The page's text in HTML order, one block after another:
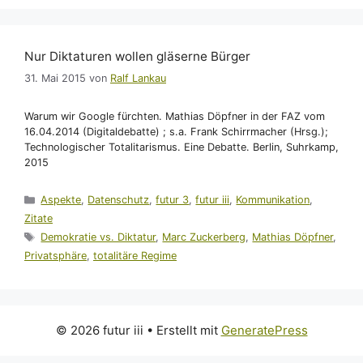
Nur Diktaturen wollen gläserne Bürger
31. Mai 2015 von Ralf Lankau
Warum wir Google fürchten. Mathias Döpfner in der FAZ vom
16.04.2014 (Digitaldebatte) ; s.a. Frank Schirrmacher (Hrsg.);
Technologischer Totalitarismus. Eine Debatte. Berlin, Suhrkamp,
2015
Kategorien
Aspekte, Datenschutz,futur 3,futur iii, Kommunikation,
Zitate
Schlagwörter
Demokratie vs. Diktatur, Marc Zuckerberg, Mathias Döpfner,
Privatsphäre, totalitäre Regime
© 2026 futur iii • Erstellt mit GeneratePress